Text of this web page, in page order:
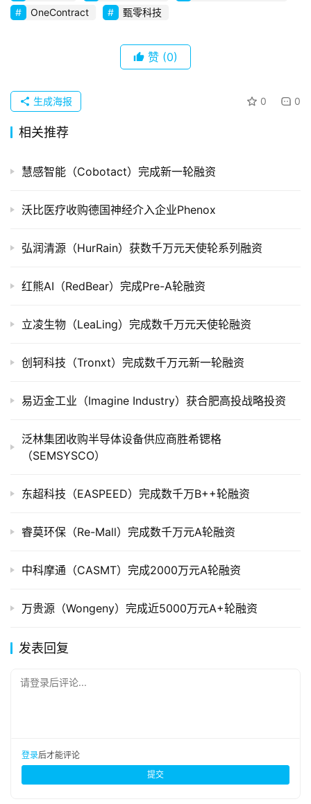
品
并
购
司
市
创
数
学
登录
OneContract
甄零科技
赞 (0)
0 0
生成海报
相关推荐
慧感智能（Cobotact）完成新一轮融资
沃比医疗收购德国神经介入企业Phenox
弘润清源（HurRain）获数千万元天使轮系列融资
红熊AI（RedBear）完成Pre-A轮融资
立凌生物（LeaLing）完成数千万元天使轮融资
创轲科技（Tronxt）完成数千万元新一轮融资
易迈金工业（Imagine Industry）获合肥高投战略投资
泛林集团收购半导体设备供应商胜希锶格
（SEMSYSCO）
东超科技（EASPEED）完成数千万B++轮融资
睿莫环保（Re-Mall）完成数千万元A轮融资
中科摩通（CASMT）完成2000万元A轮融资
万贵源（Wongeny）完成近5000万元A+轮融资
发表回复
请登录后评论...
登录后才能评论
提交